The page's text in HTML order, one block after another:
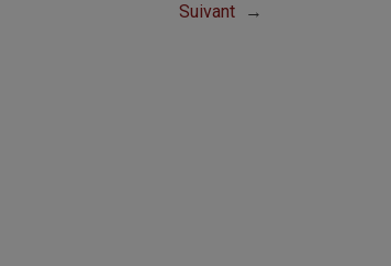
Suivant →